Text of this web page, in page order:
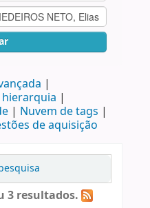
Nuvem de tags
de aquisição
3 resultados.